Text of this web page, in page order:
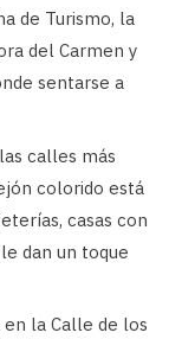
de Turismo, la
del Carmen y
sentarse a
calles más
colorido está
casas con
dan un toque
en la Calle de los